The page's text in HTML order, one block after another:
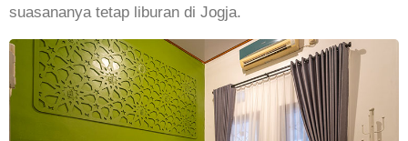
suasananya tetap liburan di Jogja.